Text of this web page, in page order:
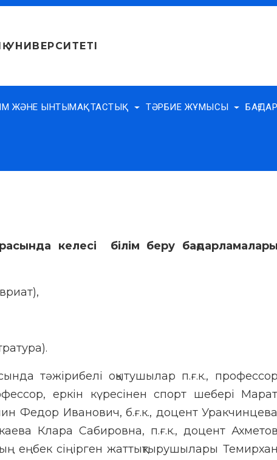
ЖӘНЕ ЫНТЫМАҚТАСТЫҚ ТӘРБИЕ ЖҰМЫСЫ
келесі білім беру бағдарламалары
тәжірибелі оқытушылар п.ғ.к., профессор
еркін күресінен спорт шебері Марат
Федор Иванович, б.ғ.к., доцент Уракчинцева
Клара Сабировна, п.ғ.к., доцент Ахметов
еңбек сіңірген жаттықтырушылары Темирхан